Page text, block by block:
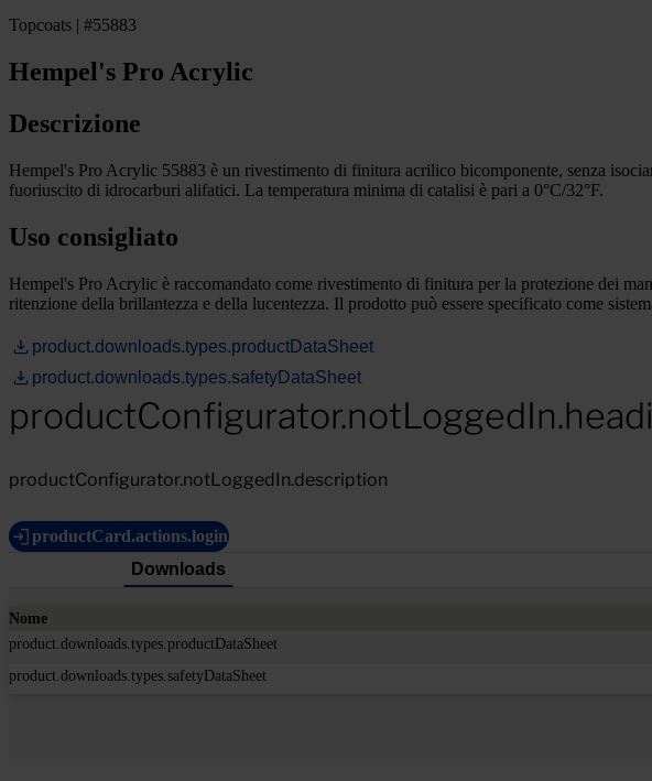
Topcoats | #55883
Hempel's Pro Acrylic
Descrizione
Hempel's Pro Acrylic 55883 è un rivestimento di finitura acrilico bicomponente, senza
fuoriuscito di idrocarburi alifatici. La temperatura minima di catalisi è pari a 0°C/32°F.
Uso consigliato
Hempel's Pro Acrylic è raccomandato come rivestimento di finitura per la protezione dei
ritenzione della brillantezza e della lucentezza. Il prodotto può essere specificato come
product.downloads.types.productDataSheet
product.downloads.types.safetyDataSheet
productConfigurator.notLoggedIn.description
productCard.actions.login
Downloads
Nome
product.downloads.types.productDataSheet
product.downloads.types.safetyDataSheet